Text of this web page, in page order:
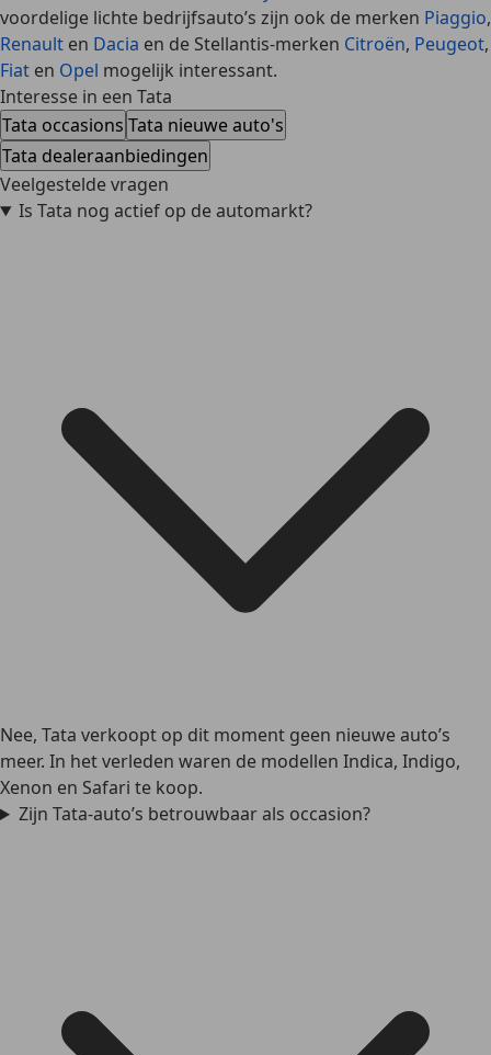
voordelige lichte bedrijfsauto’s zijn ook de merken Piaggio,
Renault en Dacia en de Stellantis-merken Citroën, Peugeot,
Fiat en Opel mogelijk interessant.
Interesse in een Tata
Tata occasions Tata nieuwe auto's
Tata dealeraanbiedingen
Veelgestelde vragen
Is Tata nog actief op de automarkt?
Nee, Tata verkoopt op dit moment geen nieuwe auto’s
meer. In het verleden waren de modellen Indica, Indigo,
Xenon en Safari te koop.
Zijn Tata-auto’s betrouwbaar als occasion?